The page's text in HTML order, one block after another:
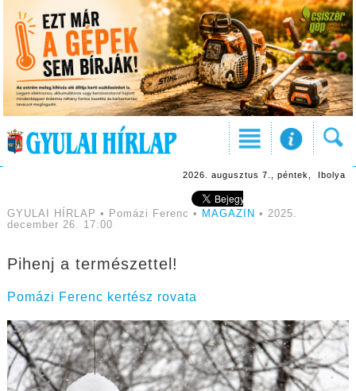
2026. augusztus 7., péntek, Ibolya
GYULAI HÍRLAP • Pomázi Ferenc • MAGAZIN • 2025.
december 26. 17:00
Pihenj a természettel!
Pomázi Ferenc kertész rovata